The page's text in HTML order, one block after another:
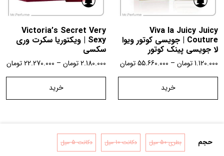
حجم بطری 50 میل دکانت 10 میل دکانت 5 میل
Viva la Juicy Juicy
Couture | جویسی کوتور ویوا
لا جویسی پینک کوتور
1.120.000تومان –
55.660.000تومان
خرید
Victoria’s Secret Very
Sexy | ویکتوریا سکرت وری
سکسی
2.180.000تومان –
22.270.000تومان
خرید